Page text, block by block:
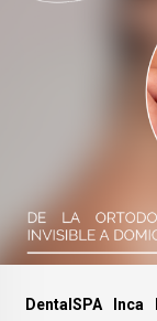
DentalSPA Inca
domicilio.